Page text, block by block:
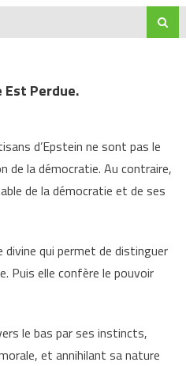
Est Perdue.
d’Epstein ne sont pas le
de la démocratie. Au contraire,
de la démocratie et de ses
qui permet de distinguer
Puis elle confère le pouvoir
le bas par ses instincts,
et annihilant sa nature